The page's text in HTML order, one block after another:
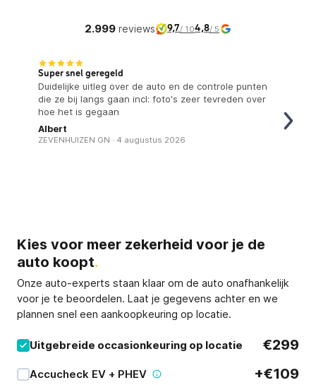
aandachtspunten. In overleg doen we extra
2.999 reviews 9,7/ 104,8/ 5
Super snel geregeld
Duidelijke uitleg over de auto en de controle punten
die ze bij langs gaan incl: foto's zeer tevreden over
hoe het is gegaan
Albert
ZEVENHUIZEN GN · 4 augustus 2026
Kies voor meer zekerheid voor je de
auto koopt.
Onze auto-experts staan klaar om de auto onafhankelijk
voor je te beoordelen. Laat je gegevens achter en we
plannen snel een aankoopkeuring op locatie.
Kies je service (optioneel)
Uitgebreide occasionkeuring op locatie €299
Accucheck EV + PHEV +€109